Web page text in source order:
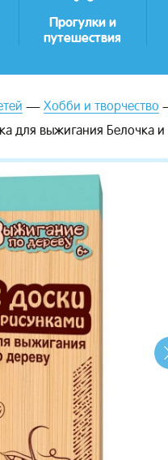
Прогулки и
путешествия
Хобби и творчество
для выжигания Белочка